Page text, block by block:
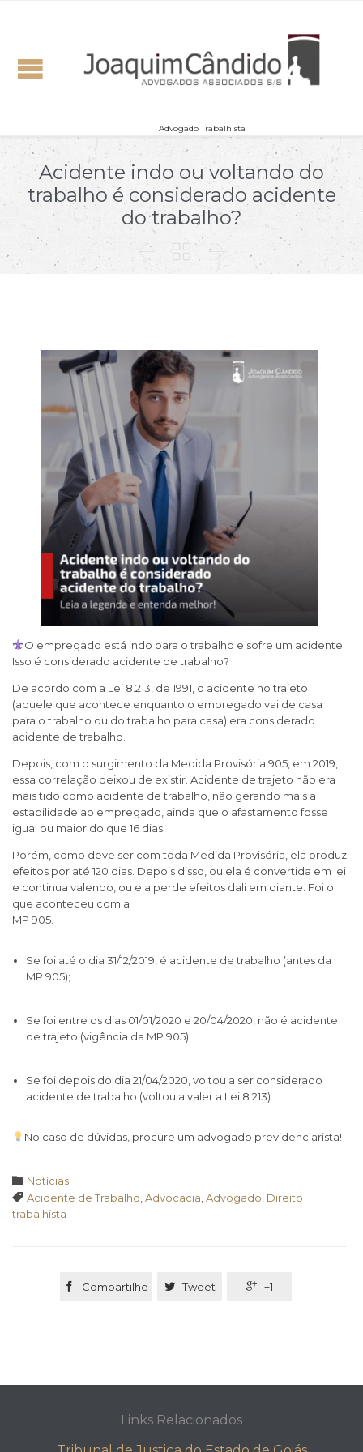
Advogado Trabalhista
Acidente indo ou voltando do
trabalho é considerado acidente
do trabalho?
 
O empregado está indo para o trabalho e sofre um acidente.
Isso é considerado acidente de trabalho?
De acordo com a Lei 8.213, de 1991, o acidente no trajeto
(aquele que acontece enquanto o empregado vai de casa
para o trabalho ou do trabalho para casa) era considerado
acidente de trabalho.
Depois, com o surgimento da Medida Provisória 905, em 2019,
essa correlação deixou de existir. Acidente de trajeto não era
mais tido como acidente de trabalho, não gerando mais a
estabilidade ao empregado, ainda que o afastamento fosse
igual ou maior do que 16 dias.
Porém, como deve ser com toda Medida Provisória, ela produz
efeitos por até 120 dias. Depois disso, ou ela é convertida em lei
e continua valendo, ou ela perde efeitos dali em diante. Foi o
que aconteceu com a
MP 905.
Se foi até o dia 31/12/2019, é acidente de trabalho (antes da
MP 905);
Se foi entre os dias 01/01/2020 e 20/04/2020, não é acidente
de trajeto (vigência da MP 905);
Se foi depois do dia 21/04/2020, voltou a ser considerado
acidente de trabalho (voltou a valer a Lei 8.213).
No caso de dúvidas, procure um advogado previdenciarista!
 Category
Notícias
 Tags
Acidente de Trabalho Advocacia Advogado Direito
trabalhista
 Compartilhe  Tweet  +1
Links Relacionados